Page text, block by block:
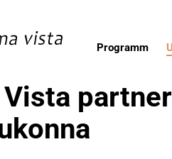
Programm